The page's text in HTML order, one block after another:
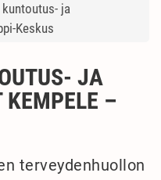
ja
Keskus
JA
KEMPELE –
terveydenhuollon